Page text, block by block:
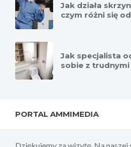
Jak działa
czym różni się
Jak specjalista
sobie z
PORTAL AMMIMEDIA